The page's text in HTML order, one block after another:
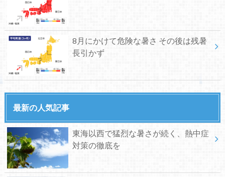
8月にかけて危険な暑さ その後は残暑
長引かず
最新の人気記事
東海以西で猛烈な暑さが続く、熱中症
対策の徹底を